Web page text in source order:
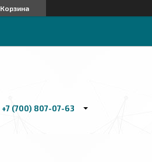
Корзина
+7 (700) 807-07-63